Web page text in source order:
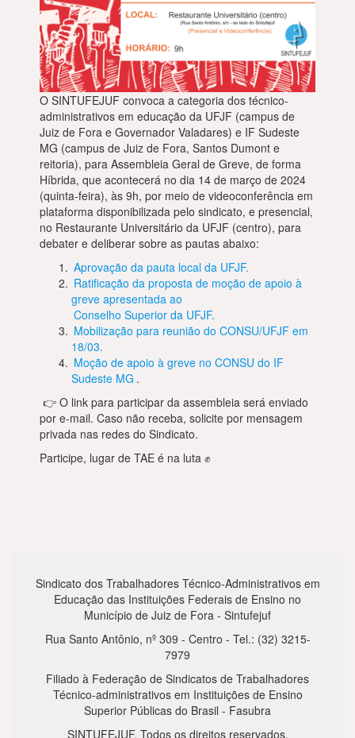
O SINTUFEJUF convoca a categoria dos técnico-
administrativos em educação da UFJF (campus de
Juiz de Fora e Governador Valadares) e IF Sudeste
MG (campus de Juiz de Fora, Santos Dumont e
reitoria), para Assembleia Geral de Greve, de forma
Híbrida, que acontecerá no dia 14 de março de 2024
(quinta-feira), às 9h, por meio de videoconferência em
plataforma disponibilizada pelo sindicato, e presencial,
no Restaurante Universitário da UFJF (centro), para
debater e deliberar sobre as pautas abaixo:
Aprovação da pauta local da UFJF.
Ratificação da proposta de moção de apoio à
greve apresentada ao
Conselho Superior da UFJF.
Mobilização para reunião do CONSU/UFJF em
18/03.
Moção de apoio à greve no CONSU do IF
Sudeste MG .
👉 O link para participar da assembleia será enviado
por e-mail. Caso não receba, solicite por mensagem
privada nas redes do Sindicato.
Participe, lugar de TAE é na luta ✊
Sindicato dos Trabalhadores Técnico-Administrativos em
Educação das Instituições Federais de Ensino no
Município de Juiz de Fora - Sintufejuf
Rua Santo Antônio, nº 309 - Centro - Tel.: (32) 3215-
7979
Filiado à Federação de Sindicatos de Trabalhadores
Técnico-administrativos em Instituições de Ensino
Superior Públicas do Brasil - Fasubra
SINTUFEJUF. Todos os direitos reservados.